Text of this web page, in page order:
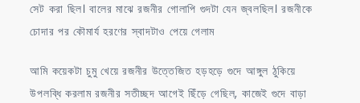
সেট করা ছিল। বালের মাঝে রজনীর গোলাপি গুদটা যেন জ্বলছিল। রজনীকে
চোদার পর কৌমার্য হরণের স্বাদটাও পেয়ে গেলাম
আমি কয়েকটা চুমু খেয়ে রজনীর উত্তেজিত হড়হড়ে গুদে আঙ্গুল ঠুকিয়ে
উপলব্ধি করলাম রজনীর সতীচ্ছদ আগেই ছিঁড়ে গেছিল, কাজেই গুদে বাড়া